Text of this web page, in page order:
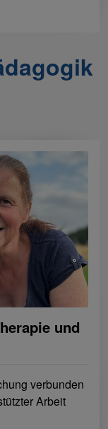
und
verbunden
Arbeit